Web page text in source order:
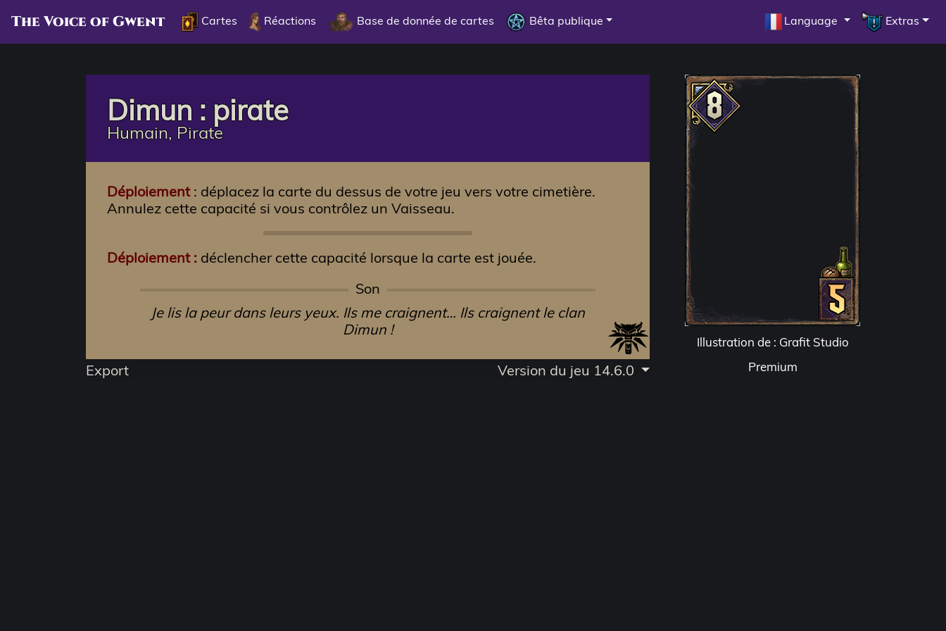
The Voice of Gwent Cartes Réactions Base de donnée de cartes Bêta publique Language Extras
Dimun : pirate
Humain, Pirate
Déploiement: déplacez la carte du dessus de votre jeu vers votre cimetière.
Annulez cette capacité si vous contrôlez un Vaisseau.
Déploiement : déclencher cette capacité lorsque la carte est jouée.
Son
Je lis la peur dans leurs yeux. Ils me craignent… Ils craignent le clan
Dimun !
Export Version du jeu 14.6.0
Illustration de : Grafit Studio
Premium